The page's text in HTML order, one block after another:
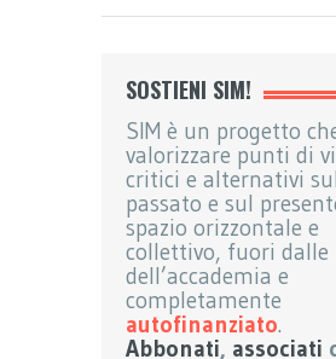
SOSTIENI SIM!
SIM è un progetto
valorizzare punti di
critici e alternativi sul
passato e sul
spazio orizzontale e
collettivo, fuori dalle
dell’accademia e
completamente
autofinanziato.
Abbonati, associati